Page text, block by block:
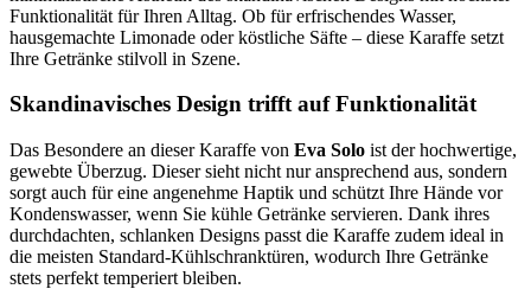
Funktionalität für Ihren Alltag. Ob für erfrischendes Wasser,
hausgemachte Limonade oder köstliche Säfte – diese Karaffe setzt
Ihre Getränke stilvoll in Szene.
Skandinavisches Design trifft auf Funktionalität
Das Besondere an dieser Karaffe von Eva Solo ist der hochwertige,
gewebte Überzug. Dieser sieht nicht nur ansprechend aus, sondern
sorgt auch für eine angenehme Haptik und schützt Ihre Hände vor
Kondenswasser, wenn Sie kühle Getränke servieren. Dank ihres
durchdachten, schlanken Designs passt die Karaffe zudem ideal in
die meisten Standard-Kühlschranktüren, wodurch Ihre Getränke
stets perfekt temperiert bleiben.